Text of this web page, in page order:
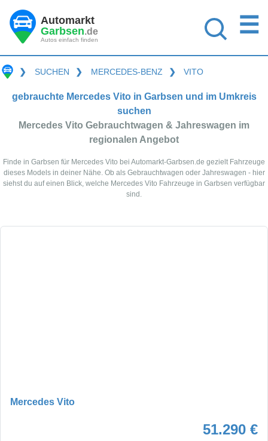
Automarkt
Garbsen.de
Autos einfach finden
☰
❯ SUCHEN ❯ MERCEDES-BENZ ❯ VITO
gebrauchte Mercedes Vito in Garbsen und im Umkreis
suchen
Mercedes Vito Gebrauchtwagen & Jahreswagen im
regionalen Angebot
Finde in Garbsen für Mercedes Vito bei Automarkt-Garbsen.de gezielt Fahrzeuge
dieses Models in deiner Nähe. Ob als Gebrauchtwagen oder Jahreswagen - hier
siehst du auf einen Blick, welche Mercedes Vito Fahrzeuge in Garbsen verfügbar
sind.
Mercedes Vito
51.290 €